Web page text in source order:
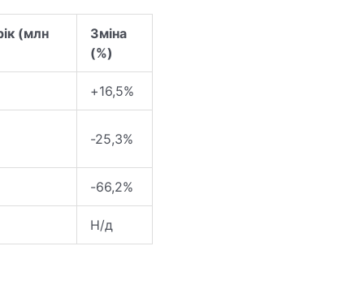
(млн
Зміна
(%)
+16,5%
-25,3%
-66,2%
Н/д